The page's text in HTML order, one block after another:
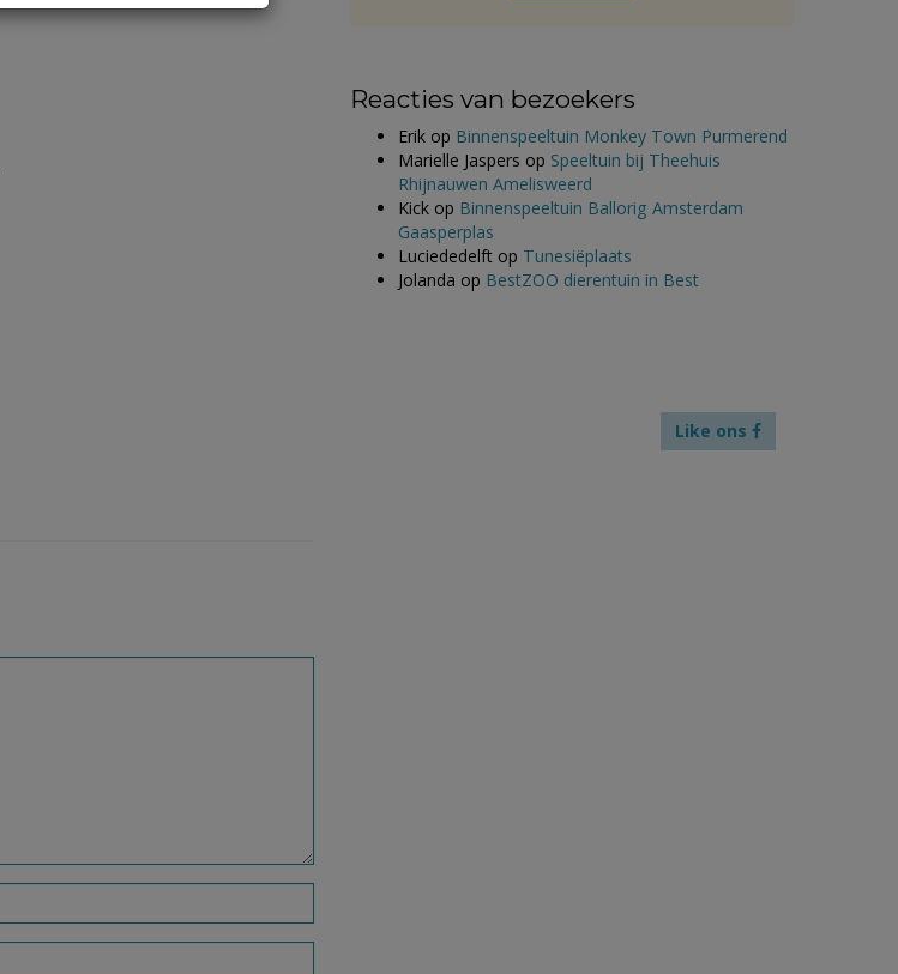
Reacties van bezoekers
Erik op Binnenspeeltuin Monkey Town Purmerend
Marielle Jaspers op Speeltuin bij Theehuis
Rhijnauwen Amelisweerd
Kick op Binnenspeeltuin Ballorig Amsterdam
Gaasperplas
Luciededelft op Tunesiëplaats
Jolanda op BestZOO dierentuin in Best
Like ons